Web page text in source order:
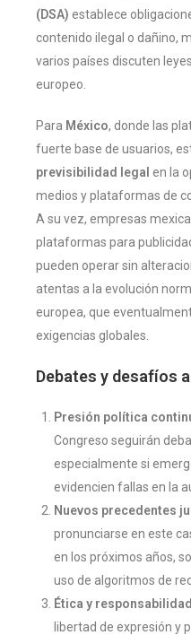
(DSA) establece
contenido ilegal o dañino,
varios países discuten
europeo.
Para México, donde las
fuerte base de usuarios,
previsibilidad legal en la
medios y plataformas de
A su vez, empresas
plataformas para
pueden operar sin
atentas a la evolución
europea, que
exigencias globales.
Debates y desafíos
Presión política
Congreso seguirán
especialmente si
evidencien fallas en la
Nuevos precedentes
pronunciarse en este
en los próximos años,
uso de algoritmos de
Ética y
libertad de expresión y